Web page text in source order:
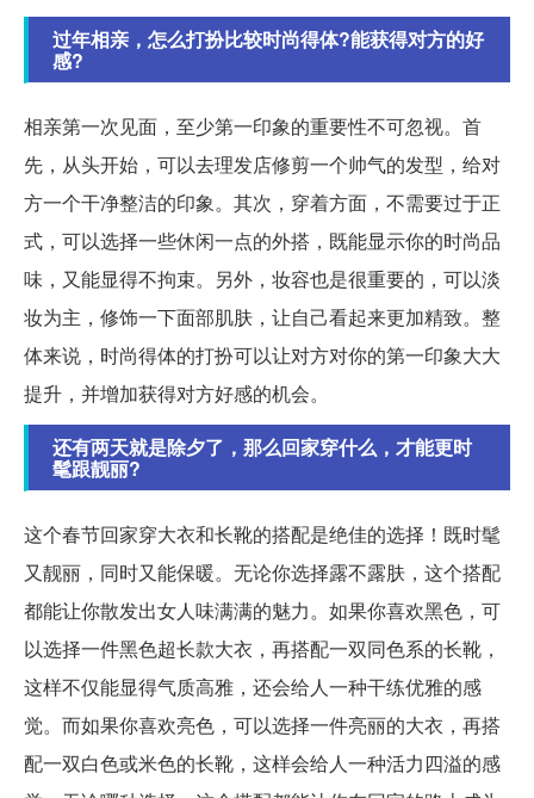
过年相亲，怎么打扮比较时尚得体?能获得对方的好
感?
相亲第一次见面，至少第一印象的重要性不可忽视。首
先，从头开始，可以去理发店修剪一个帅气的发型，给对
方一个干净整洁的印象。其次，穿着方面，不需要过于正
式，可以选择一些休闲一点的外搭，既能显示你的时尚品
味，又能显得不拘束。另外，妆容也是很重要的，可以淡
妆为主，修饰一下面部肌肤，让自己看起来更加精致。整
体来说，时尚得体的打扮可以让对方对你的第一印象大大
提升，并增加获得对方好感的机会。
还有两天就是除夕了，那么回家穿什么，才能更时
髦跟靓丽?
这个春节回家穿大衣和长靴的搭配是绝佳的选择！既时髦
又靓丽，同时又能保暖。无论你选择露不露肤，这个搭配
都能让你散发出女人味满满的魅力。如果你喜欢黑色，可
以选择一件黑色超长款大衣，再搭配一双同色系的长靴，
这样不仅能显得气质高雅，还会给人一种干练优雅的感
觉。而如果你喜欢亮色，可以选择一件亮丽的大衣，再搭
配一双白色或米色的长靴，这样会给人一种活力四溢的感